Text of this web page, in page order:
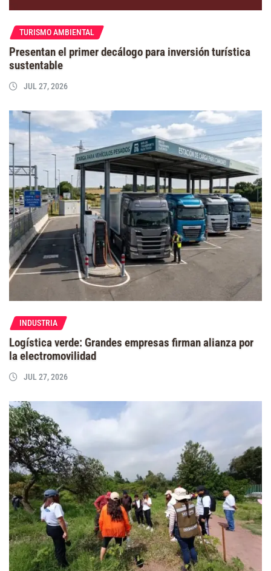
TURISMO AMBIENTAL
Presentan el primer decálogo para inversión turística
sustentable
JUL 27, 2026
INDUSTRIA
Logística verde: Grandes empresas firman alianza por
la electromovilidad
JUL 27, 2026